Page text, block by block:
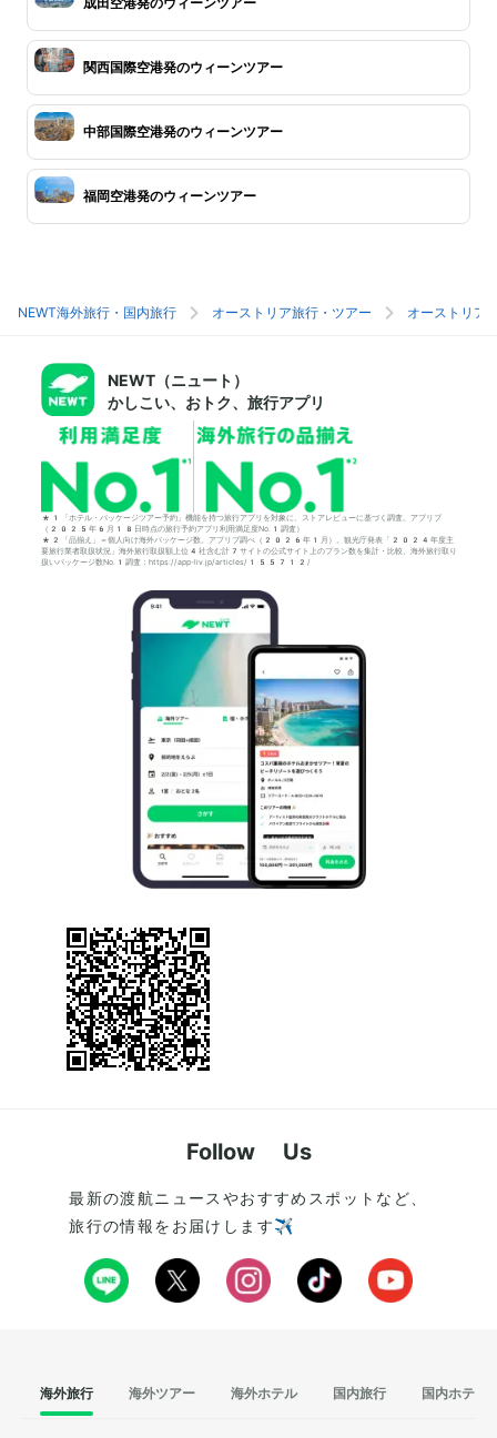
関西国際空港発のウィーンツアー
中部国際空港発のウィーンツアー
福岡空港発のウィーンツアー
NEWT海外旅行・国内旅行 オーストリア旅行・ツアー オーストリア
NEWT（ニュート）
かしこい、おトク、旅行アプリ
*1「ホテル・パッケージツアー予約」機能を持つ旅行アプリを対象に、ストアレビューに基づく調査。アプリブ
（2025年6月18日時点の旅行予約アプリ利用満足度No.1調査）
*2「品揃え」＝個人向け海外パッケージ数。アプリブ調べ（2026年1月）。観光庁発表「2024年度主
要旅行業者取扱状況」海外旅行取扱額上位4社含む計7サイトの公式サイト上のプラン数を集計・比較。海外旅行取り
扱いパッケージ数No.1調査：https://app-liv.jp/articles/155712/
Follow Us
最新の渡航ニュースやおすすめスポットなど、
旅行の情報をお届けします✈️
海外旅行 海外ツアー 海外ホテル 国内旅行 国内ホテル